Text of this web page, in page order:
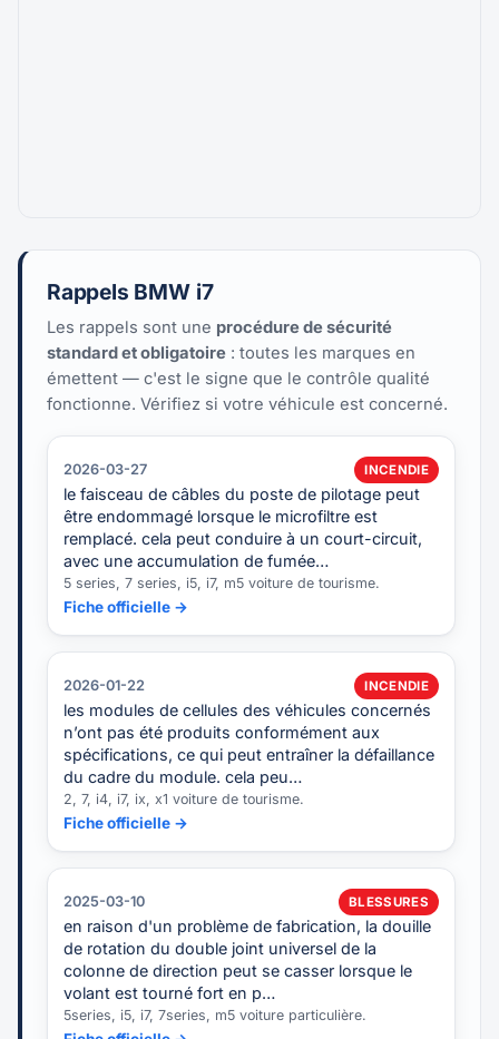
Rappels BMW i7
Les rappels sont une procédure de sécurité
standard et obligatoire : toutes les marques en
émettent — c'est le signe que le contrôle qualité
fonctionne. Vérifiez si votre véhicule est concerné.
2026-03-27 INCENDIE
le faisceau de câbles du poste de pilotage peut
être endommagé lorsque le microfiltre est
remplacé. cela peut conduire à un court-circuit,
avec une accumulation de fumée…
5 series, 7 series, i5, i7, m5 voiture de tourisme.
Fiche officielle →
2026-01-22 INCENDIE
les modules de cellules des véhicules concernés
n’ont pas été produits conformément aux
spécifications, ce qui peut entraîner la défaillance
du cadre du module. cela peu…
2, 7, i4, i7, ix, x1 voiture de tourisme.
Fiche officielle →
2025-03-10 BLESSURES
en raison d'un problème de fabrication, la douille
de rotation du double joint universel de la
colonne de direction peut se casser lorsque le
volant est tourné fort en p…
5series, i5, i7, 7series, m5 voiture particulière.